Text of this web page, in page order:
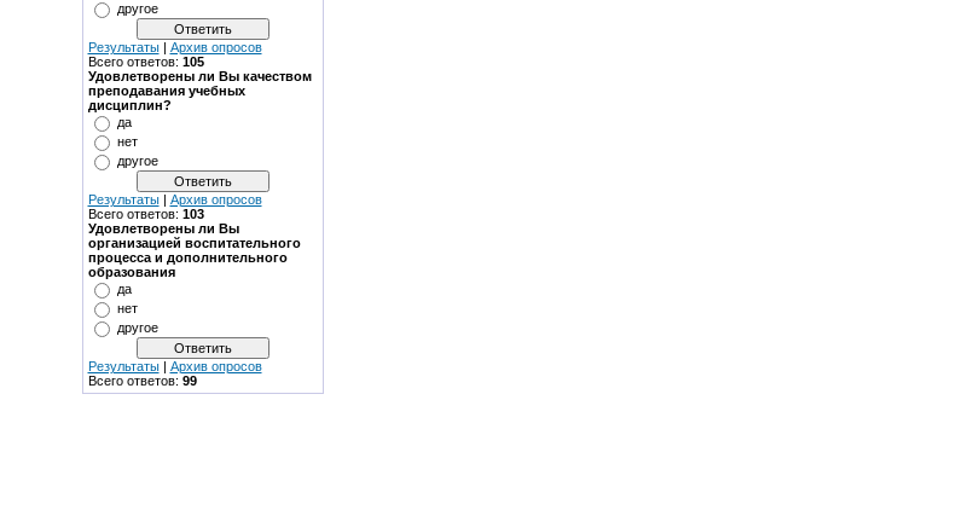
другое
Результаты| Архив опросов
Всего ответов: 105
Удовлетворены ли Вы качеством
преподавания учебных
дисциплин?
да
нет
другое
Результаты| Архив опросов
Всего ответов: 103
Удовлетворены ли Вы
организацией воспитательного
процесса и дополнительного
образования
да
нет
другое
Результаты| Архив опросов
Всего ответов: 99